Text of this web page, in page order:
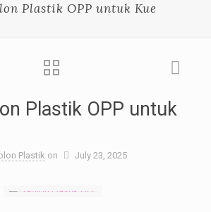
Plastik OPP untuk Kue
Plastik OPP untuk
Plastik on July 23, 2025